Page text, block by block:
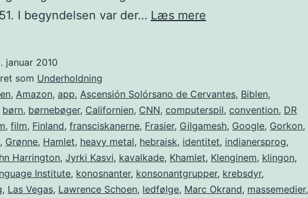
I begyndelsen var der… Læs mere
januar 2010
som Underholdning
, Amazon, app, Ascensión Solórsano de Cervantes, Biblen,
børn, børnebøger, Californien, CNN, computerspil, convention, DR
, film, Finland, fransciskanerne, Frasier, Gilgamesh, Google, Gorkon,
, Grønne, Hamlet, heavy metal, hebraisk, identitet, indianersprog,
Harrington, Jyrki Kasvi, kavalkade, Khamlet, Klenginem, klingon,
Institute, konosnanter, konsonantgrupper, krebsdyr,
, Las Vegas, Lawrence Schoen, ledfølge, Marc Okrand, massemedier,